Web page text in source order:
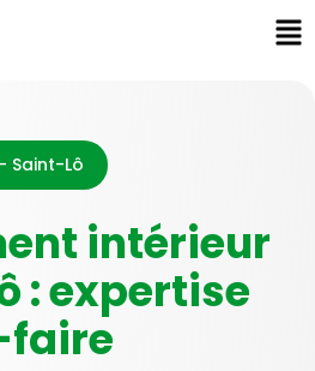
Saint-Lô
intérieur
: expertise